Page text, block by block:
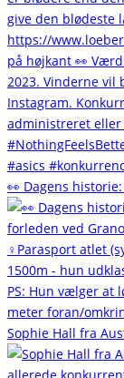
👀 Dagens
Sophie Hall fra